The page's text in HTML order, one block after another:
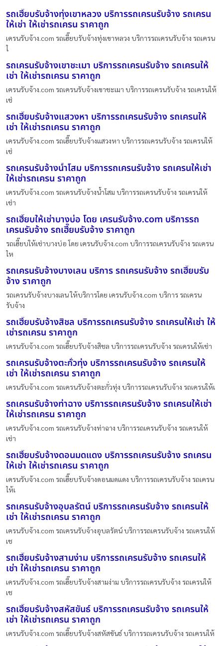
รถเฮี๊ยบรับจ้างทุ่งเขาหลวง บริการรถเครนรับจ้าง รถเครน
ให้เช่า ให้เช่ารถเครน ราคาถูก
เครนรับจ้าง.com รถเฮี๊ยบรับจ้างทุ่งเขาหลวง บริการรถเครนรับจ้าง รถเครน
ใ
รถเครนรับจ้างเขาชะเมา บริการรถเครนรับจ้าง รถเครนให้
เช่า ให้เช่ารถเครน ราคาถูก
เครนรับจ้าง.com รถเครนรับจ้างเขาชะเมา บริการรถเครนรับจ้าง รถเครนให้
เช่
รถเฮี๊ยบรับจ้างแสวงหา บริการรถเครนรับจ้าง รถเครนให้
เช่า ให้เช่ารถเครน ราคาถูก
เครนรับจ้าง.com รถเฮี๊ยบรับจ้างแสวงหา บริการรถเครนรับจ้าง รถเครนให้
เช่
รถเครนรับจ้างน้ำโสม บริการรถเครนรับจ้าง รถเครนให้เช่า
ให้เช่ารถเครน ราคาถูก
เครนรับจ้าง.com รถเครนรับจ้างน้ำโสม บริการรถเครนรับจ้าง รถเครนให้
เช่า
รถเฮี๊ยบให้เช่าบางบ่อ โดย เครนรับจ้าง.com บริการรถ
เครนรับจ้าง รถเฮี๊ยบรับจ้าง ราคาถูก
รถเฮี๊ยบให้เช่าบางบ่อ โดย เครนรับจ้าง.com บริการรถเครนรับจ้าง รถเครน
ให
รถเครนรับจ้างบางเลน บริการ รถเครนรับจ้าง รถเฮี๊ยบรับ
จ้าง ราคาถูก
รถเครนรับจ้างบางเลน ให้บริการโดย เครนรับจ้าง.com บริการ รถเครน
รับจ้าง
รถเฮี๊ยบรับจ้างสิชล บริการรถเครนรับจ้าง รถเครนให้เช่า ให้
เช่ารถเครน ราคาถูก
เครนรับจ้าง.com รถเฮี๊ยบรับจ้างสิชล บริการรถเครนรับจ้าง รถเครนให้เช่า
รถเครนรับจ้างตะกั่วทุ่ง บริการรถเครนรับจ้าง รถเครนให้
เช่า ให้เช่ารถเครน ราคาถูก
เครนรับจ้าง.com รถเครนรับจ้างตะกั่วทุ่ง บริการรถเครนรับจ้าง รถเครนให้เ
รถเครนรับจ้างท่าฉาง บริการรถเครนรับจ้าง รถเครนให้เช่า
ให้เช่ารถเครน ราคาถูก
เครนรับจ้าง.com รถเครนรับจ้างท่าฉาง บริการรถเครนรับจ้าง รถเครนให้
เช่า
รถเฮี๊ยบรับจ้างดอนมดแดง บริการรถเครนรับจ้าง รถเครน
ให้เช่า ให้เช่ารถเครน ราคาถูก
เครนรับจ้าง.com รถเฮี๊ยบรับจ้างดอนมดแดง บริการรถเครนรับจ้าง รถเครน
ให้เ
รถเครนรับจ้างอุบลรัตน์ บริการรถเครนรับจ้าง รถเครนให้
เช่า ให้เช่ารถเครน ราคาถูก
เครนรับจ้าง.com รถเครนรับจ้างอุบลรัตน์ บริการรถเครนรับจ้าง รถเครนให้
เช
รถเฮี๊ยบรับจ้างสามง่าม บริการรถเครนรับจ้าง รถเครนให้
เช่า ให้เช่ารถเครน ราคาถูก
เครนรับจ้าง.com รถเฮี๊ยบรับจ้างสามง่าม บริการรถเครนรับจ้าง รถเครนให้
เช
รถเฮี๊ยบรับจ้างสหัสขันธ์ บริการรถเครนรับจ้าง รถเครนให้
เช่า ให้เช่ารถเครน ราคาถูก
เครนรับจ้าง.com รถเฮี๊ยบรับจ้างสหัสขันธ์ บริการรถเครนรับจ้าง รถเครนให้